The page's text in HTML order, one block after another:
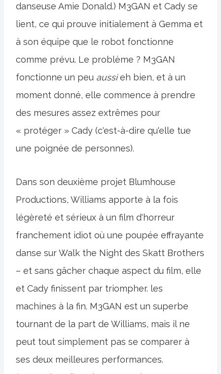
danseuse Amie Donald.) M3GAN et Cady se
lient, ce qui prouve initialement à Gemma et
à son équipe que le robot fonctionne
comme prévu. Le problème ? M3GAN
fonctionne un peu aussieh bien, et à un
moment donné, elle commence à prendre
des mesures assez extrêmes pour
« protéger » Cady (c'est-à-dire qu'elle tue
une poignée de personnes).
Dans son deuxième projet Blumhouse
Productions, Williams apporte à la fois
légèreté et sérieux à un film d'horreur
franchement idiot où une poupée effrayante
danse sur Walk the Night des Skatt Brothers
– et sans gâcher chaque aspect du film, elle
et Cady finissent par triompher. les
machines à la fin. M3GAN est un superbe
tournant de la part de Williams, mais il ne
peut tout simplement pas se comparer à
ses deux meilleures performances.